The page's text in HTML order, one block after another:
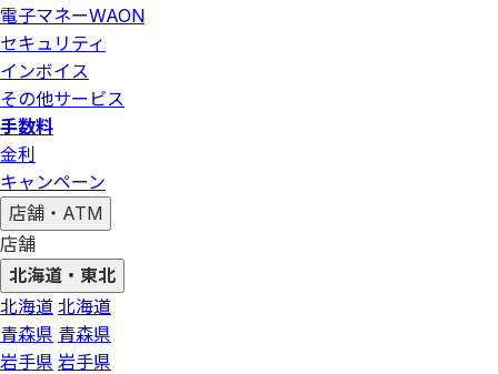
電子マネーWAON
セキュリティ
インボイス
その他サービス
手数料
金利
キャンペーン
店舗・ATM
店舗
北海道・東北
北海道 北海道
青森県 青森県
岩手県 岩手県